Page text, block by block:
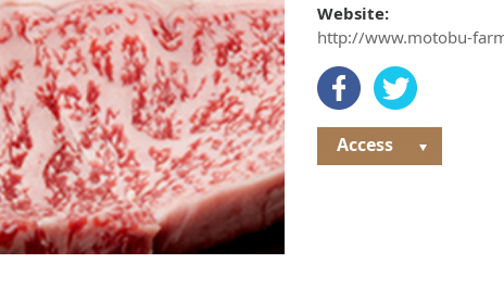
Website:
http://www.motobu-
Access